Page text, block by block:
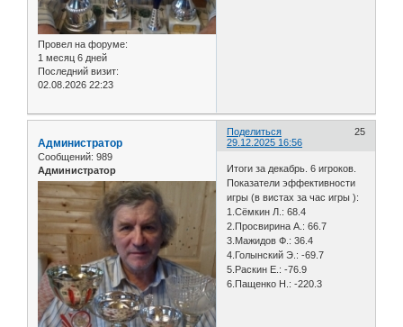
Провел на форуме:
1 месяц 6 дней
Последний визит:
02.08.2026 22:23
Поделиться
25
29.12.2025 16:56
Администратор
Сообщений: 989
Администратор
Итоги за декабрь. 6 игроков.
Показатели эффективности
игры (в вистах за час игры ):
1.Сёмкин Л.: 68.4
2.Просвирина А.: 66.7
3.Мажидов Ф.: 36.4
4.Голынский Э.: -69.7
5.Раскин Е.: -76.9
6.Пащенко Н.: -220.3